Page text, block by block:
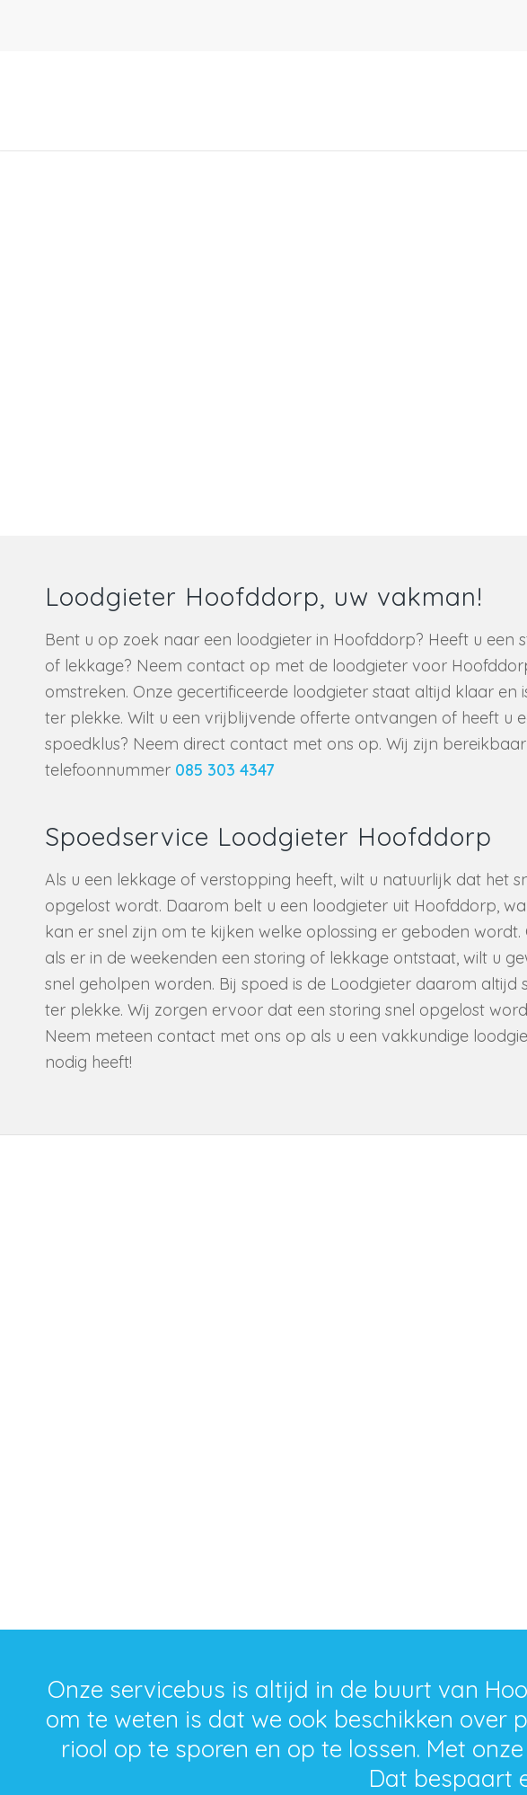
Loodgieter Hoofddorp, uw vakman!
Bent u op zoek naar een loodgieter in Hoofddorp? Heeft u een
of lekkage? Neem contact op met de loodgieter voor
omstreken. Onze gecertificeerde loodgieter staat altijd klaar en
ter plekke. Wilt u een vrijblijvende offerte ontvangen of heeft u
spoedklus? Neem direct contact met ons op. Wij zijn
telefoonnummer 085 303 4347
Spoedservice Loodgieter Hoofddorp
Als u een lekkage of verstopping heeft, wilt u natuurlijk dat het
opgelost wordt. Daarom belt u een loodgieter uit Hoofddorp,
kan er snel zijn om te kijken welke oplossing er geboden wordt.
als er in de weekenden een storing of lekkage ontstaat, wilt u
snel geholpen worden. Bij spoed is de Loodgieter daarom altijd
ter plekke. Wij zorgen ervoor dat een storing snel opgelost
Neem meteen contact met ons op als u een vakkundige
nodig heeft!
Onze servicebus is altijd in de buurt van
om te weten is dat we ook beschikken over
riool op te sporen en op te lossen. Met
Dat bespaart